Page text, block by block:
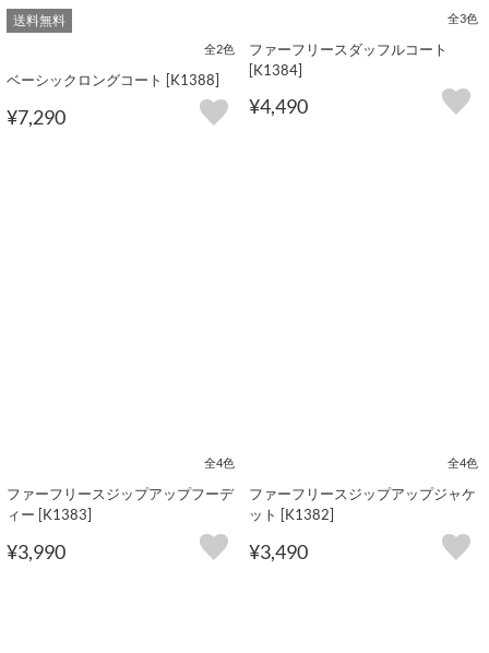
送料無料
全2色
ベーシックロングコート [K1388]
¥7,290
全3色
ファーフリースダッフルコート
[K1384]
¥4,490
全4色
ファーフリースジップアップフーデ
ィー [K1383]
¥3,990
全4色
ファーフリースジップアップジャケ
ット [K1382]
¥3,490